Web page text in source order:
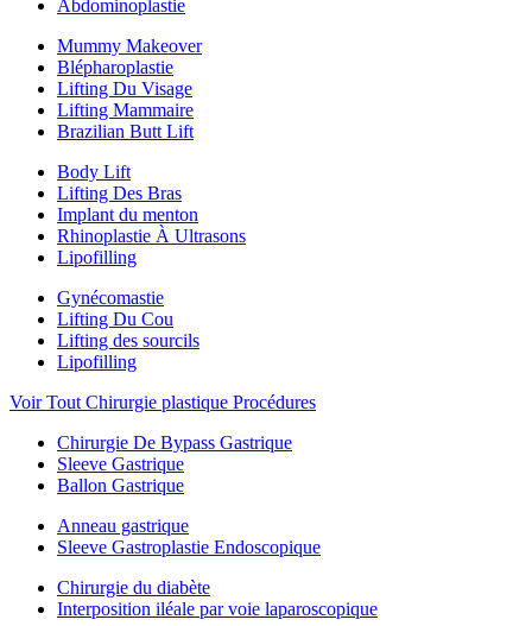
Abdominoplastie
Mummy Makeover
Blépharoplastie
Lifting Du Visage
Lifting Mammaire
Brazilian Butt Lift
Body Lift
Lifting Des Bras
Implant du menton
Rhinoplastie À Ultrasons
Lipofilling
Gynécomastie
Lifting Du Cou
Lifting des sourcils
Lipofilling
Voir Tout Chirurgie plastique Procédures
Chirurgie De Bypass Gastrique
Sleeve Gastrique
Ballon Gastrique
Anneau gastrique
Sleeve Gastroplastie Endoscopique
Chirurgie du diabète
Interposition iléale par voie laparoscopique